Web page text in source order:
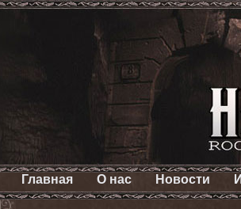
Главная О нас Новости